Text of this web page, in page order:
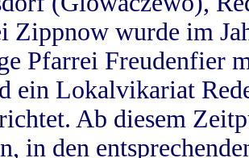
Zippnow wurde im
Pfarrei Freudenfier
ein Lokalvikariat
Ab diesem
in den